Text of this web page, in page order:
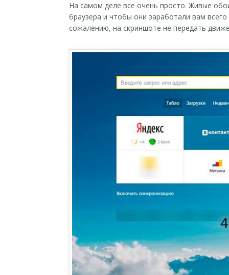
На самом деле все очень просто. Живые
браузера и чтобы они заработали вам
сожалению, на скриншоте не передать